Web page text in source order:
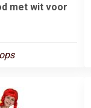
met wit voor